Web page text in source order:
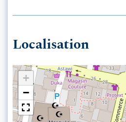
Localisation
+
−